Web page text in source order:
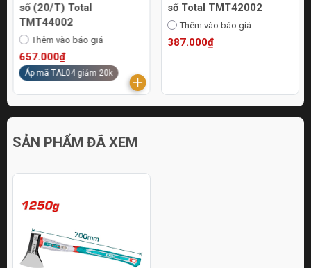
số (20/T) Total
TMT44002
Thêm vào báo giá
657.000₫
Áp mã TAL04 giảm 20k
số Total TMT42002
Thêm vào báo giá
387.000₫
SẢN PHẨM ĐÃ XEM